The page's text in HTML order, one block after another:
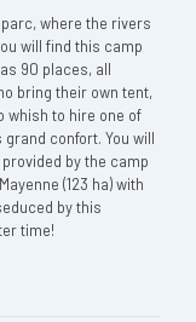
where the rivers
will find this camp
90 places, all
bring their own tent,
whish to hire one of
confort. You will
by the camp
(123 ha) with
by this
time!